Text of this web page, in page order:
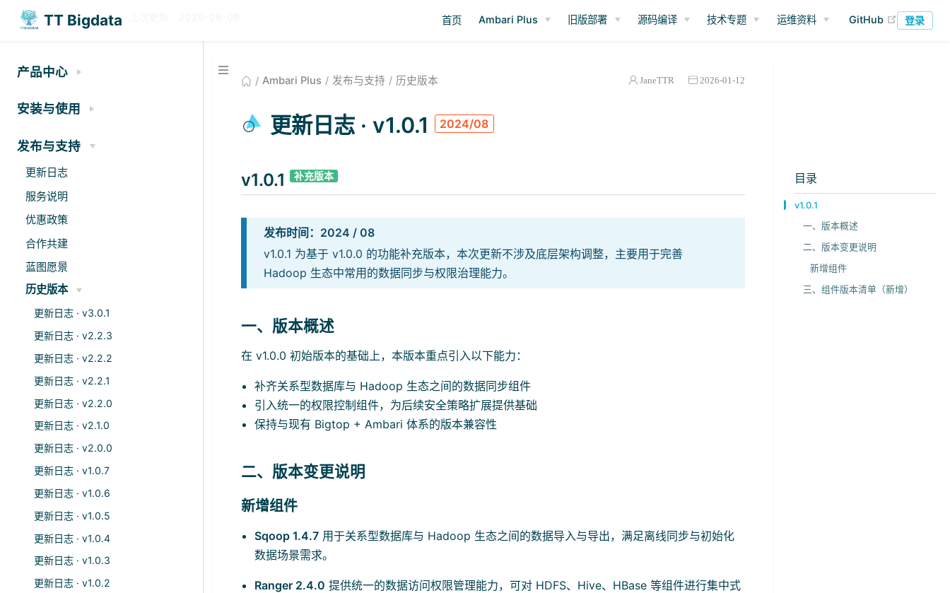
TT Bigdata 首页 Ambari Plus 旧版部署 源码编译 技术专题 运维资料 GitHub (opens
登录
产品中心
安装与使用
发布与支持
更新日志
服务说明
优惠政策
合作共建
蓝图愿景
历史版本
更新日志 · v3.0.1
更新日志 · v2.2.3
更新日志 · v2.2.2
更新日志 · v2.2.1
更新日志 · v2.2.0
更新日志 · v2.1.0
更新日志 · v2.0.0
更新日志 · v1.0.7
更新日志 · v1.0.6
更新日志 · v1.0.5
更新日志 · v1.0.4
更新日志 · v1.0.3
更新日志 · v1.0.2
Ambari Plus 发布与支持 历史版本 JaneTTR 2026-01-12
目录
v1.0.1
一、版本概述
二、版本变更说明
新增组件
三、组件版本清单（新增）
更新日志 · v1.0.1 2024/08
v1.0.1 补充版本
发布时间：2024 / 08
v1.0.1 为基于 v1.0.0 的功能补充版本，本次更新不涉及底层架构调整，主要用于完善
Hadoop 生态中常用的数据同步与权限治理能力。
一、版本概述
在 v1.0.0 初始版本的基础上，本版本重点引入以下能力：
补齐关系型数据库与 Hadoop 生态之间的数据同步组件
引入统一的权限控制组件，为后续安全策略扩展提供基础
保持与现有 Bigtop + Ambari 体系的版本兼容性
二、版本变更说明
新增组件
Sqoop 1.4.7用于关系型数据库与 Hadoop 生态之间的数据导入与导出，满足离线同步与初始化
数据场景需求。
Ranger 2.4.0 提供统一的数据访问权限管理能力，可对 HDFS、Hive、HBase 等组件进行集中式